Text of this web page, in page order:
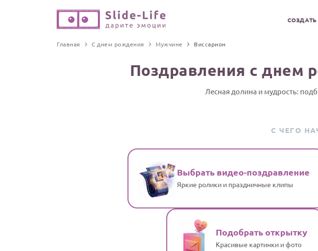
Главная С днем рождения Мужчине Виссарион
Поздравления с днем
Лесная долина и мудрость:
С ЧЕГО
Выбрать видео-поздравление
Яркие ролики и праздничные клипы
Подобрать открытку
Красивые картинки и фото